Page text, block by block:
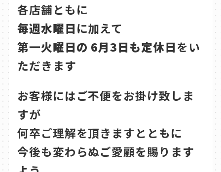
各店舗ともに
毎週水曜日に加えて
第一火曜日の 6月3日も定休日をい
ただきます
お客様にはご不便をお掛け致しま
すが
何卒ご理解を頂きますとともに
今後も変わらぬご愛顧を賜ります